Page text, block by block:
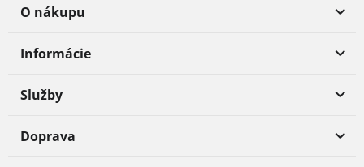
O nákupu
Informácie
Služby
Doprava